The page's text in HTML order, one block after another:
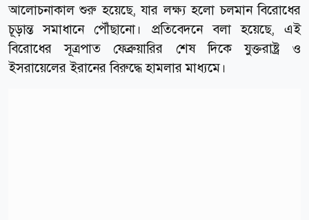
আলোচনাকাল শুরু হয়েছে, যার লক্ষ্য হলো চলমান বিরোধের
চূড়ান্ত সমাধানে পৌঁছানো। প্রতিবেদনে বলা হয়েছে, এই
বিরোধের সূত্রপাত ফেব্রুয়ারির শেষ দিকে যুক্তরাষ্ট্র ও
ইসরায়েলের ইরানের বিরুদ্ধে হামলার মাধ্যমে।